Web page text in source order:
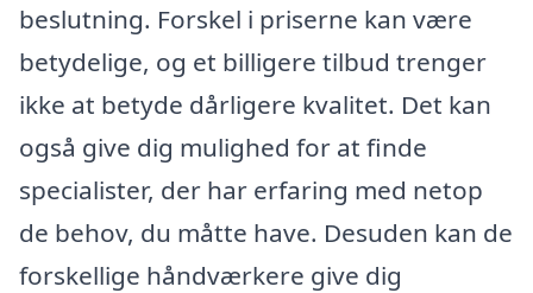
beslutning. Forskel i priserne kan være
betydelige, og et billigere tilbud trenger
ikke at betyde dårligere kvalitet. Det kan
også give dig mulighed for at finde
specialister, der har erfaring med netop
de behov, du måtte have. Desuden kan de
forskellige håndværkere give dig